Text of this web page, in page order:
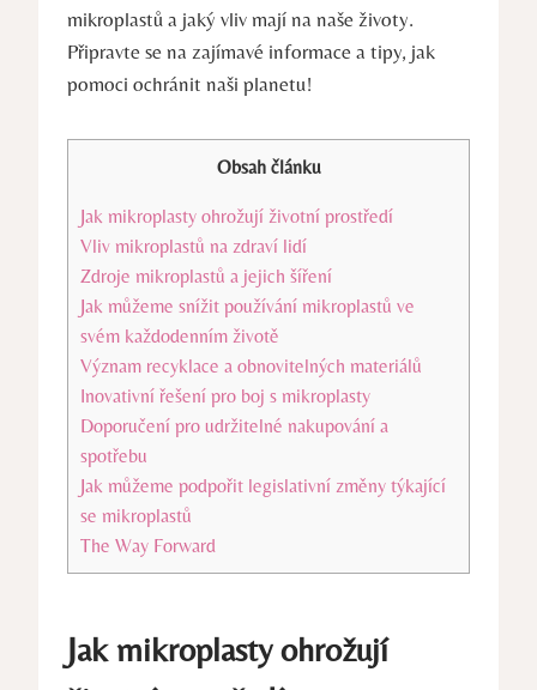
mikroplastů a jaký vliv mají na naše životy.
Připravte se na zajímavé informace a tipy, jak
pomoci ochránit naši planetu!
Obsah článku
Jak mikroplasty ohrožují životní prostředí
Vliv mikroplastů na zdraví lidí
Zdroje mikroplastů a jejich šíření
Jak můžeme snížit používání mikroplastů ve
svém každodenním životě
Význam recyklace a obnovitelných materiálů
Inovativní řešení pro boj s mikroplasty
Doporučení pro udržitelné nakupování a
spotřebu
Jak můžeme podpořit legislativní změny týkající
se mikroplastů
The Way Forward
Jak mikroplasty ohrožují